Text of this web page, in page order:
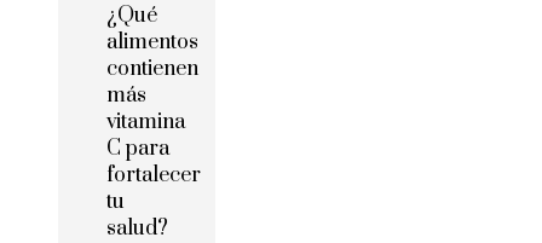
¿Qué
alimentos
contienen
más
vitamina
C para
fortalecer
tu
salud?